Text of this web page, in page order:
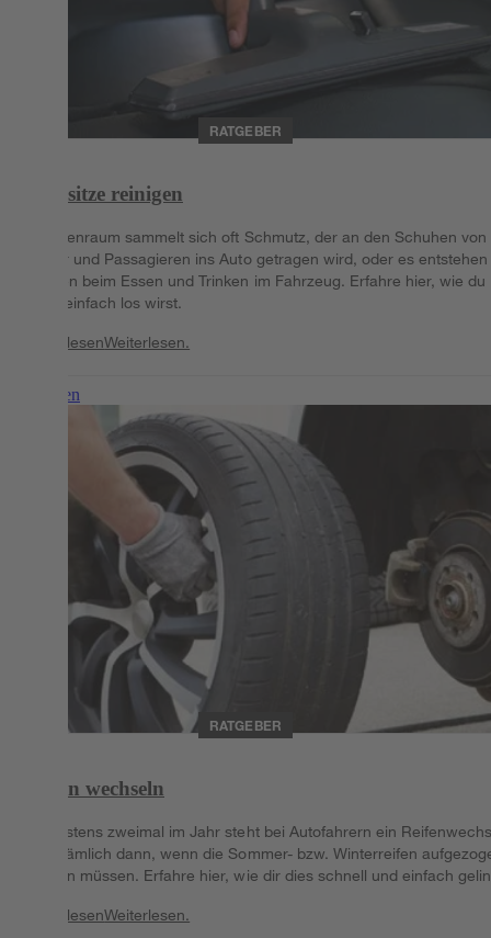
RATGEBER
Autositze reinigen
Im Innenraum sammelt sich oft Schmutz, der an den Schuhen von
Fahrer und Passagieren ins Auto getragen wird, oder es entstehen
Flecken beim Essen und Trinken im Fahrzeug. Erfahre hier, wie du
diese einfach los wirst.
WeiterlesenWeiterlesen.
Weiterlesen
RATGEBER
Reifen wechseln
Mindestens zweimal im Jahr steht bei Autofahrern ein
an – nämlich dann, wenn die Sommer- bzw. Winterreifen
werden müssen. Erfahre hier, wie dir dies schnell und einfach
WeiterlesenWeiterlesen.